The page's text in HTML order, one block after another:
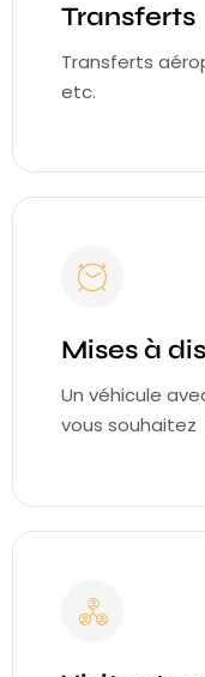
Transferts
Transferts
etc.
Mises à
Un véhicule
vous souhaitez